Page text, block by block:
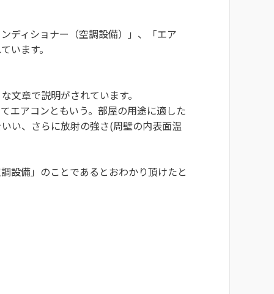
ディショナー（空調設備）」、「エア
います。
文章で説明がされています。
エアコンともいう。部屋の用途に適した
い、さらに放射の強さ(周壁の内表面温
設備」のことであるとおわかり頂けたと